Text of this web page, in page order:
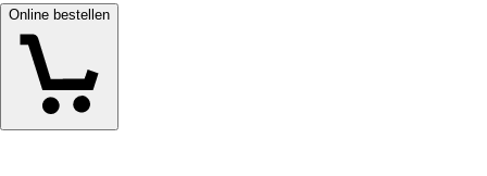
Online bestellen